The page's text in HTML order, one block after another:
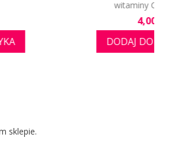
DODAJ DO KOSZYKA
sklepie.